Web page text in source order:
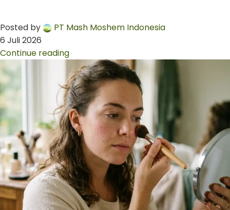
Posted by
PT Mash Moshem Indonesia
6 Juli 2026
Continue reading